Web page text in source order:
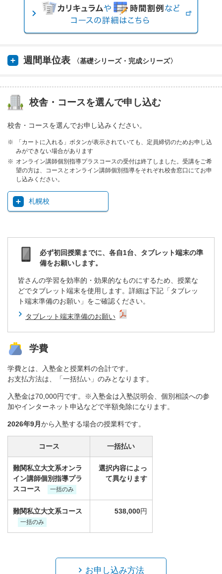
週間単位表 〈基礎シリーズ・完成シリーズ〉
校舎・コースを選んで申し込む
校舎・コースを選んでお申し込みください。
「カートに入れる」ボタンが表示されていても、定員締切のためお申し込
みができない場合があります
オンライン講師個別指導プラスコースの受付は終了しました。受講をご希
望の方は、コースとオンライン講師個別指導をそれぞれ校舎窓口にてお申
し込みください。
札幌校
必ず初回授業までに、各自1台、タブレット端末の準
備をお願いします。
皆さんの学習を効率的・効果的なものにするため、授業な
どでタブレット端末を使用します。詳細は下記「タブレッ
ト端末準備のお願い」をご確認ください。
タブレット端末準備のお願い
学費
学費とは、入塾金と授業料の合計です。
お支払方法は、「一括払い」のみとなります。
入塾金は70,000円です。※入塾金は入塾説明会、個別相談への参
加やインターネット申込などで半額免除になります。
2026年9月 から入塾する場合の授業料です。
コース
難関私立大文系オンラ
イン講師個別指導プラ
スコース
一括のみ
難関私立大文系コース
一括のみ
一括払い
選択内容によっ
て異なります
538,000円
お申し込み方法